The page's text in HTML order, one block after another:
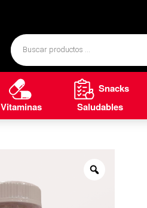
Vitaminas
Snacks
Saludables